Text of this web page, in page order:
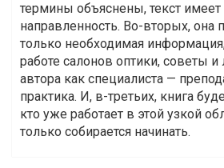
термины объяснены, текст
направленность. Во-вторых, она
только необходимая
работе салонов оптики, советы
автора как специалиста —
практика. И, в-третьих, книга
кто уже работает в этой узкой
только собирается начинать.